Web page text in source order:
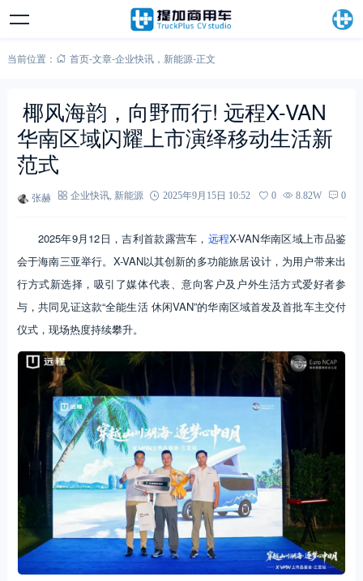
当前位置： 首页-文章-企业快讯， 新能源-正文
椰风海韵，向野而行! 远程X-VAN
华南区域闪耀上市演绎移动生活新
范式
张赫 企业快讯, 新能源 2025年9月15日 10:52 0 8.82W 0
2025年9月12日，吉利首款露营车， 远程X-VAN华南区域上市品鉴
会于海南三亚举行。X-VAN以其创新的多功能旅居设计，为用户带来出
行方式新选择，吸引了媒体代表、意向客户及户外生活方式爱好者参
与，共同见证这款“全能生活 休闲VAN”的华南区域首发及首批车主交付
仪式，现场热度持续攀升。